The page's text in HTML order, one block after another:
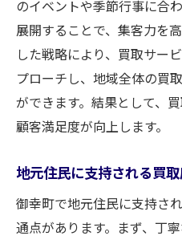
のイベントや季節行事に合
展開することで、集客力を
した戦略により、買取サー
プローチし、地域全体の買
ができます。結果として、
顧客満足度が向上します。
地元住民に支持される買
御幸町で地元住民に支持さ
通点があります。まず、丁